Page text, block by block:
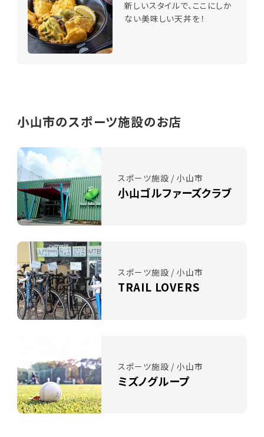
新しいスタイルで、ここにしか
ない美味しい天丼を！
小山市のスポーツ施設のお店
スポーツ施設 / 小山市
小山ゴルファーズクラブ
スポーツ施設 / 小山市
TRAIL LOVERS
スポーツ施設 / 小山市
ミズノグループ